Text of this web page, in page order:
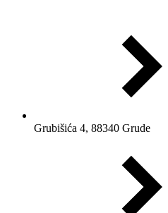
Grubišića 4, 88340 Grude